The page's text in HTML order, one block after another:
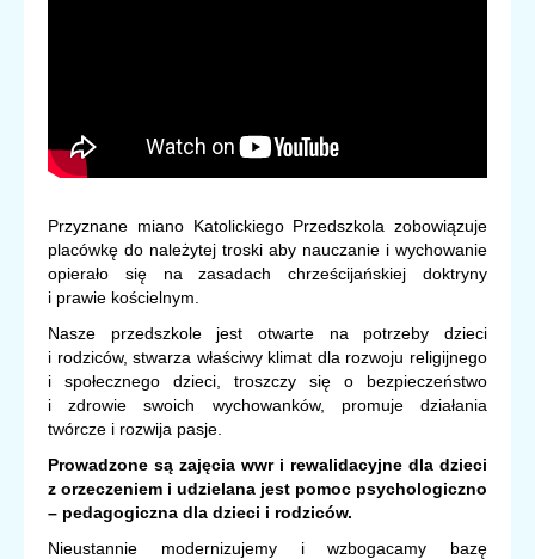
Przyznane miano Katolickiego Przedszkola zobowiązuje
placówkę do należytej troski aby nauczanie i wychowanie
opierało się na zasadach chrześcijańskiej doktryny
i prawie kościelnym.
Nasze przedszkole jest otwarte na potrzeby dzieci
i rodziców, stwarza właściwy klimat dla rozwoju religijnego
i społecznego dzieci, troszczy się o bezpieczeństwo
i zdrowie swoich wychowanków, promuje działania
twórcze i rozwija pasje.
Prowadzone są zajęcia wwr i rewalidacyjne dla dzieci
z orzeczeniem i udzielana jest pomoc psychologiczno
– pedagogiczna dla dzieci i rodziców.
Nieustannie modernizujemy i wzbogacamy bazę